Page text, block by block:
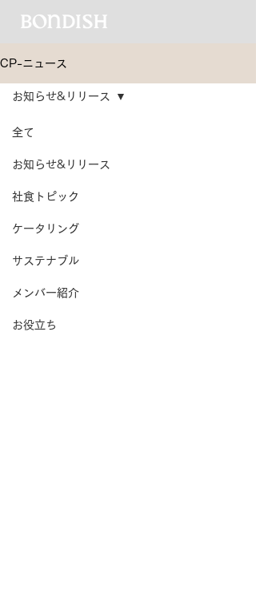
CP-ニュース
全て
お知らせ&リリース
社食トピック
ケータリング
サステナブル
メンバー紹介
お役立ち
お知らせ&リリース